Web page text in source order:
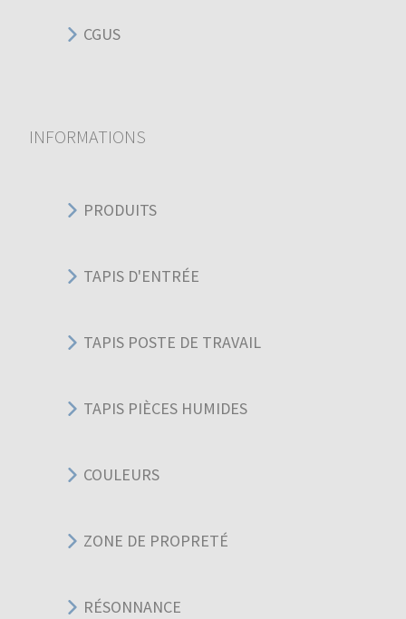
CGUS
INFORMATIONS
PRODUITS
TAPIS D'ENTRÉE
TAPIS POSTE DE TRAVAIL
TAPIS PIÈCES HUMIDES
COULEURS
ZONE DE PROPRETÉ
RÉSONNANCE